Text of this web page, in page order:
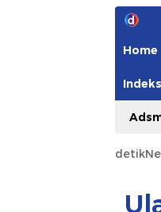
Home
Indeks